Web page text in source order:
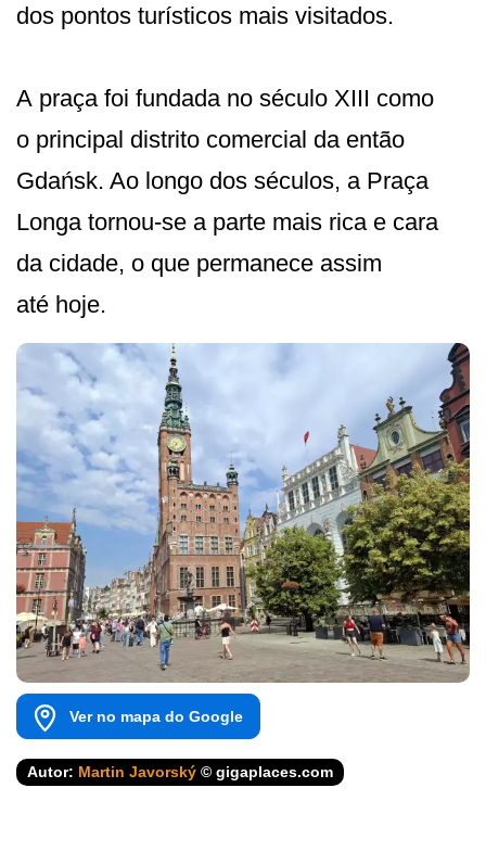
dos pontos turísticos mais visitados.
A praça foi fundada no século XIII como
o principal distrito comercial da então
Gdańsk. Ao longo dos séculos, a Praça
Longa tornou-se a parte mais rica e cara
da cidade, o que permanece assim
até hoje.
Ver no mapa do Google
Autor: Martin Javorský © gigaplaces.com